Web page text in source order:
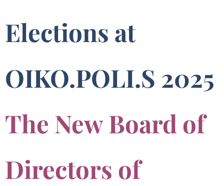
Elections at
OIKO.POLI.S 2025
The New Board of
Directors of